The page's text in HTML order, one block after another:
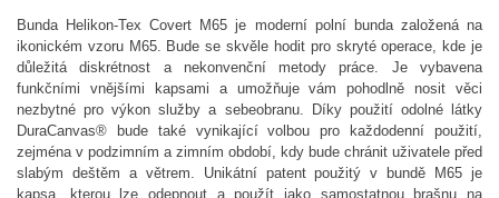
Bunda Helikon-Tex Covert M65 je moderní polní bunda založená na
ikonickém vzoru M65. Bude se skvěle hodit pro skryté operace, kde je
důležitá diskrétnost a nekonvenční metody práce. Je vybavena
funkčními vnějšími kapsami a umožňuje vám pohodlně nosit věci
nezbytné pro výkon služby a sebeobranu. Díky použití odolné látky
DuraCanvas® bude také vynikající volbou pro každodenní použití,
zejména v podzimním a zimním období, kdy bude chránit uživatele před
slabým deštěm a větrem. Unikátní patent použitý v bundě M65 je
kapsa, kterou lze odepnout a použít jako samostatnou brašnu na